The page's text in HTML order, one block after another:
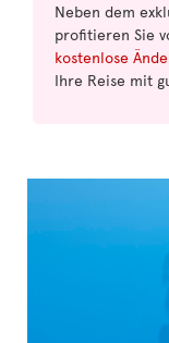
Neben dem
profitieren Sie
kostenlose
Ihre Reise mit